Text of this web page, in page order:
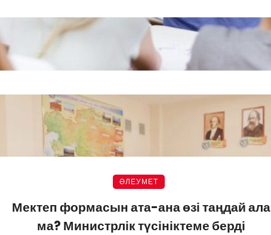
ӘЛЕУМЕТ
Мектеп формасын ата-ана өзі таңдай ала
ма? Министрлік түсініктеме берді